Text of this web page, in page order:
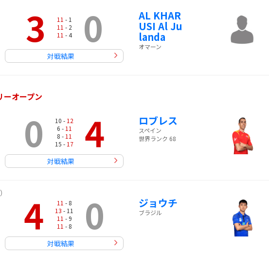
3 11 - 1
11 - 2
11 - 4 0
対戦結果
AL KHAR
USI Al Ju
landa
オマーン
ーオープン
0 10 - 12
6 - 11
8 - 11
15 - 17 4
対戦結果
ロブレス
スペイン
世界ランク 68
4 11 - 8
13 - 11
11 - 9
11 - 8 0
対戦結果
ジョウチ
ブラジル